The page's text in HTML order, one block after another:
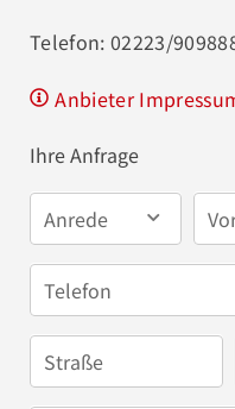
Telefon: 02223/
Anbieter
Ihre Anfrage
Anrede
Telefon
Straße